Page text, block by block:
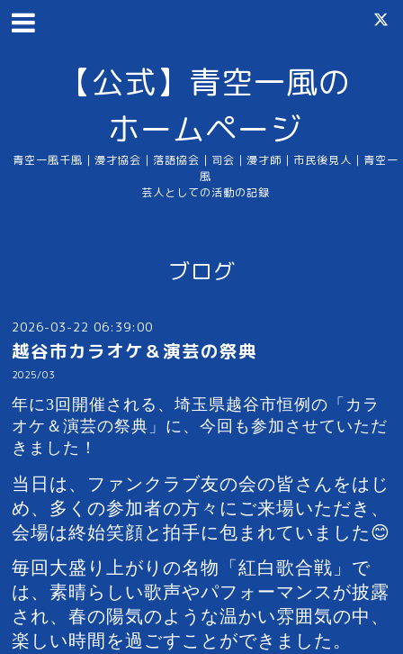
【公式】青空一風の
ホームページ
青空一風千風｜漫才協会｜落語協会｜司会｜漫才師｜市民後見人｜青空一
風
芸人としての活動の記録
ブログ
2026-03-22 06:39:00
越谷市カラオケ＆演芸の祭典
2025/03
年に3回開催される、埼玉県越谷市恒例の「カラ
オケ＆演芸の祭典」に、今回も参加させていただ
きました！
当日は、ファンクラブ友の会の皆さんをはじ
め、多くの参加者の方々にご来場いただき、
会場は終始笑顔と拍手に包まれていました😊
毎回大盛り上がりの名物「紅白歌合戦」で
は、素晴らしい歌声やパフォーマンスが披露
され、春の陽気のような温かい雰囲気の中、
楽しい時間を過ごすことができました。